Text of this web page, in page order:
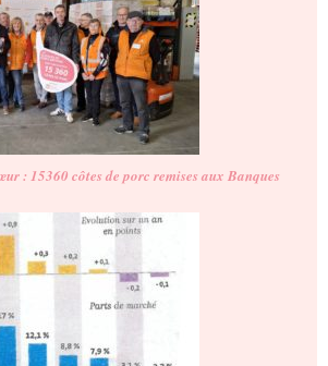
: 15360 côtes de porc remises aux Banques